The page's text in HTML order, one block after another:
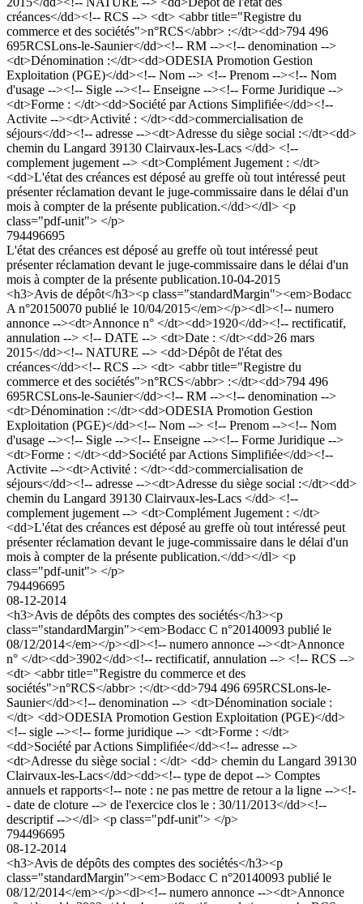
créances</dd><!-- RCS --> <dt> <abbr title="Registre du
commerce et des sociétés">n°RCS</abbr> :</dt><dd>794 496
695RCSLons-le-Saunier</dd><!-- RM --><!-- denomination -->
<dt>Dénomination :</dt><dd>ODESIA Promotion Gestion
Exploitation (PGE)</dd><!-- Nom --> <!-- Prenom --><!-- Nom
d'usage --><!-- Sigle --><!-- Enseigne --><!-- Forme Juridique -->
<dt>Forme : </dt><dd>Société par Actions Simplifiée</dd><!--
Activite --><dt>Activité : </dt><dd>commercialisation de
séjours</dd><!-- adresse --><dt>Adresse du siège social :</dt><dd>
chemin du Langard 39130 Clairvaux-les-Lacs </dd> <!--
complement jugement --> <dt>Complément Jugement : </dt>
<dd>L'état des créances est déposé au greffe où tout intéressé peut
présenter réclamation devant le juge-commissaire dans le délai d'un
mois à compter de la présente publication.</dd></dl> <p
class="pdf-unit"> </p>
794496695
L'état des créances est déposé au greffe où tout intéressé peut
présenter réclamation devant le juge-commissaire dans le délai d'un
mois à compter de la présente publication.10-04-2015
<h3>Avis de dépôt</h3><p class="standardMargin"><em>Bodacc
A n°20150070 publié le 10/04/2015</em></p><dl><!-- numero
annonce --><dt>Annonce n° </dt><dd>1920</dd><!-- rectificatif,
annulation --> <!-- DATE --> <dt>Date : </dt><dd>26 mars
2015</dd><!-- NATURE --> <dd>Dépôt de l'état des
créances</dd><!-- RCS --> <dt> <abbr title="Registre du
commerce et des sociétés">n°RCS</abbr> :</dt><dd>794 496
695RCSLons-le-Saunier</dd><!-- RM --><!-- denomination -->
<dt>Dénomination :</dt><dd>ODESIA Promotion Gestion
Exploitation (PGE)</dd><!-- Nom --> <!-- Prenom --><!-- Nom
d'usage --><!-- Sigle --><!-- Enseigne --><!-- Forme Juridique -->
<dt>Forme : </dt><dd>Société par Actions Simplifiée</dd><!--
Activite --><dt>Activité : </dt><dd>commercialisation de
séjours</dd><!-- adresse --><dt>Adresse du siège social :</dt><dd>
chemin du Langard 39130 Clairvaux-les-Lacs </dd> <!--
complement jugement --> <dt>Complément Jugement : </dt>
<dd>L'état des créances est déposé au greffe où tout intéressé peut
présenter réclamation devant le juge-commissaire dans le délai d'un
mois à compter de la présente publication.</dd></dl> <p
class="pdf-unit"> </p>
794496695
08-12-2014
<h3>Avis de dépôts des comptes des sociétés</h3><p
class="standardMargin"><em>Bodacc C n°20140093 publié le
08/12/2014</em></p><dl><!-- numero annonce --><dt>Annonce
n° </dt><dd>3902</dd><!-- rectificatif, annulation --> <!-- RCS -->
<dt> <abbr title="Registre du commerce et des
sociétés">n°RCS</abbr> :</dt><dd>794 496 695RCSLons-le-
Saunier</dd><!-- denomination --> <dt>Dénomination sociale :
</dt> <dd>ODESIA Promotion Gestion Exploitation (PGE)</dd>
<!-- sigle --><!-- forme juridique --> <dt>Forme : </dt>
<dd>Société par Actions Simplifiée</dd><!-- adresse -->
<dt>Adresse du siège social : </dt> <dd> chemin du Langard 39130
Clairvaux-les-Lacs</dd><dd><!-- type de depot --> Comptes
annuels et rapports<!-- note : ne pas mettre de retour a la ligne --><!-
- date de cloture --> de l'exercice clos le : 30/11/2013</dd><!--
descriptif --></dl> <p class="pdf-unit"> </p>
794496695
08-12-2014
<h3>Avis de dépôts des comptes des sociétés</h3><p
class="standardMargin"><em>Bodacc C n°20140093 publié le
08/12/2014</em></p><dl><!-- numero annonce --><dt>Annonce